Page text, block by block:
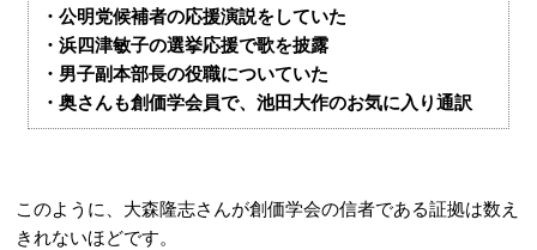
・公明党候補者の応援演説をしていた
・浜四津敏子の選挙応援で歌を披露
・男子副本部長の役職についていた
・奥さんも創価学会員で、池田大作のお気に入り通訳
このように、大森隆志さんが創価学会の信者である証拠は数え
きれないほどです。